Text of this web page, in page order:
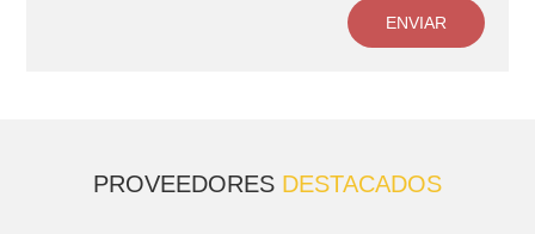
ENVIAR
PROVEEDORES DESTACADOS